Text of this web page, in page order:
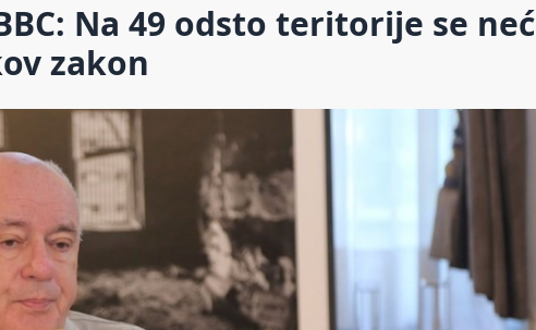
Na 49 odsto teritorije se
zakon